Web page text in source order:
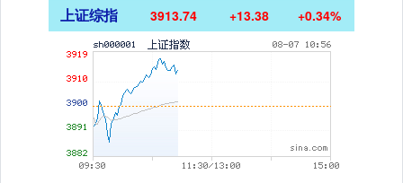
上证综指 3913.74 +13.38 +0.34%